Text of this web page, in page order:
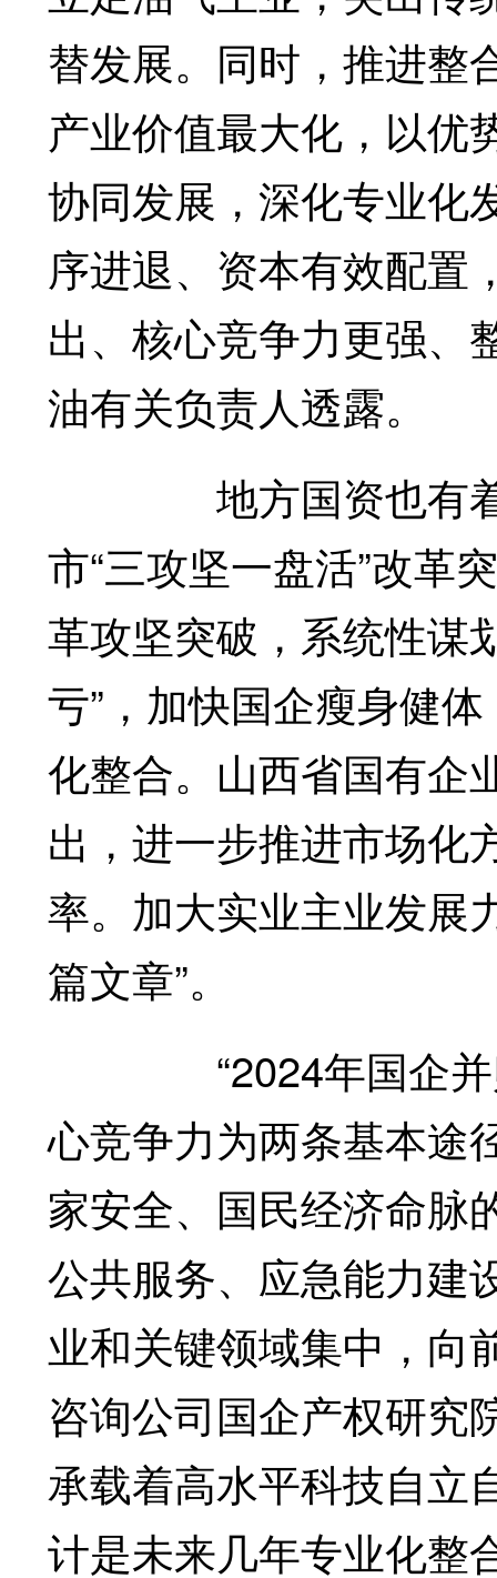
替发展。同时，推进整
产业价值最大化，以优
协同发展，深化专业化
序进退、资本有效配置
出、核心竞争力更强、
油有关负责人透露。
地方国资也有着同
市“三攻坚一盘活”改革
革攻坚突破，系统性谋
亏”，加快国企瘦身健
化整合。山西省国有企
出，进一步推进市场化
率。加大实业主业发展
篇文章”。
“2024年国企并购
心竞争力为两条基本途
家安全、国民经济命脉
公共服务、应急能力建
业和关键领域集中，向
咨询公司国企产权研究
承载着高水平科技自立
计是未来几年专业化整